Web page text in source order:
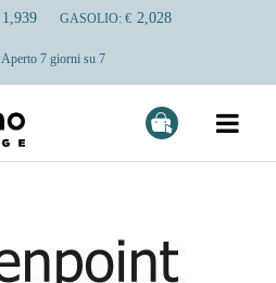
1,939 GASOLIO: € 2,028
Aperto 7 giorni su 7